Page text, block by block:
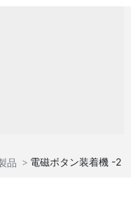
品 電磁ボタン装着機 -2